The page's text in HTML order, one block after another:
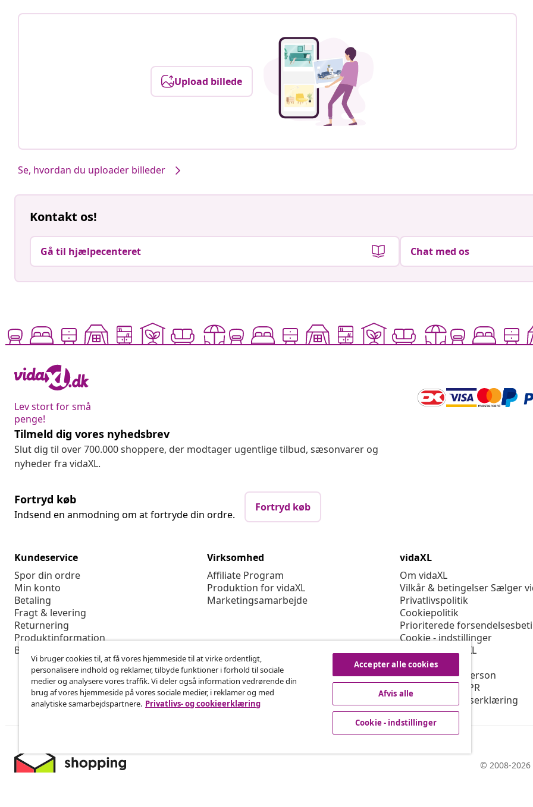
Upload billede
Se, hvordan du uploader billeder
Kontakt os!
Gå til hjælpecenteret Chat med os
Lev stort for små
penge!
Tilmeld dig vores nyhedsbrev
Slut dig til over 700.000 shoppere, der modtager ugentlige tilbud, sæsonvarer og
nyheder fra vidaXL.
Fortryd køb
Indsend en anmodning om at fortryde din ordre.
Fortryd køb
Kundeservice
Spor din ordre
Min konto
Betaling
Fragt & levering
Returnering
Produktinformation
Bestilling
Virksomhed
Affiliate Program
Produktion for vidaXL
Marketingsamarbejde
vidaXL
Om vidaXL
Vilkår & betingelser Sælger
Privatlivspolitik
Cookiepolitik
Prioriterede
Cookie - indstillinger
Arbejd for vidaXL
Sikkerhed
EU-ansvarlige person
Politikken for EPR
Tilgængelighedserklæring
© 2008-
Vi bruger cookies til, at få vores hjemmeside til at virke ordentligt,
personalisere indhold og reklamer, tilbyde funktioner i forhold til sociale
medier og analysere vores traffik. Vi deler også information vedrørende din
brug af vores hjemmeside på vores sociale medier, i reklamer og med
analytiske samarbejdspartnere. Privatlivs- og cookieerklæring
Accepter alle cookies
Afvis alle
Cookie - indstillinger